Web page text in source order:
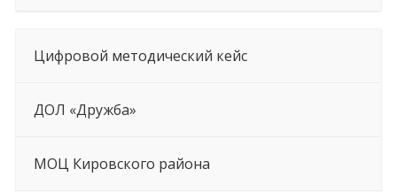
Цифровой методический кейс
ДОЛ «Дружба»
МОЦ Кировского района